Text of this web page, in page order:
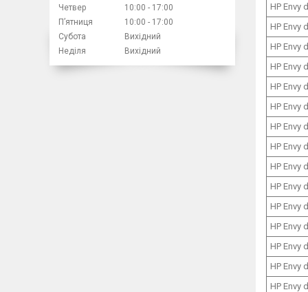
HP Envy
HP Envy
HP Envy
HP Envy
HP Envy
HP Envy
HP Envy
HP Envy
HP Envy
HP Envy
HP Envy
HP Envy
HP Envy
HP Envy
HP Envy
Четвер
10:00
17:00
Пʼятниця
10:00
17:00
Субота
Вихідний
Неділя
Вихідний